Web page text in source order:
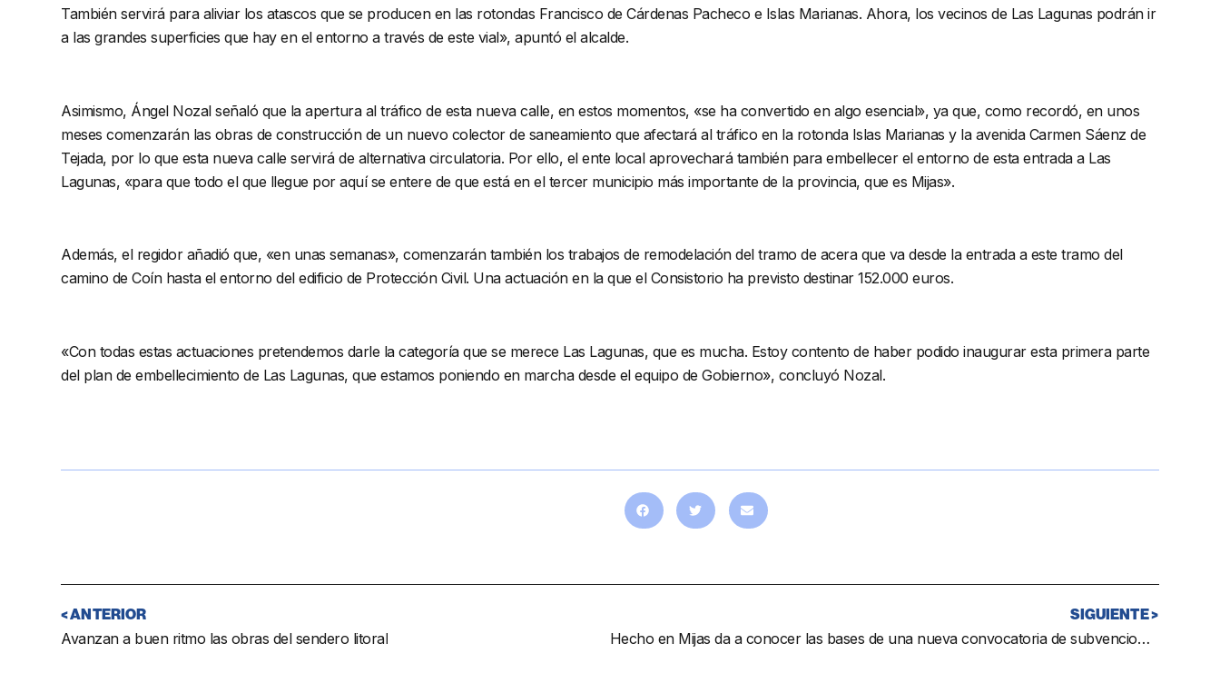
También servirá para aliviar los atascos que se producen en las rotondas Francisco de Cárdenas Pacheco e Islas Marianas. Ahora, los vecinos de Las Lagunas podrán ir
a las grandes superficies que hay en el entorno a través de este vial», apuntó el alcalde.
Asimismo, Ángel Nozal señaló que la apertura al tráfico de esta nueva calle, en estos momentos, «se ha convertido en algo esencial», ya que, como recordó, en unos
meses comenzarán las obras de construcción de un nuevo colector de saneamiento que afectará al tráfico en la rotonda Islas Marianas y la avenida Carmen Sáenz de
Tejada, por lo que esta nueva calle servirá de alternativa circulatoria. Por ello, el ente local aprovechará también para embellecer el entorno de esta entrada a Las
Lagunas, «para que todo el que llegue por aquí se entere de que está en el tercer municipio más importante de la provincia, que es Mijas».
Además, el regidor añadió que, «en unas semanas», comenzarán también los trabajos de remodelación del tramo de acera que va desde la entrada a este tramo del
camino de Coín hasta el entorno del edificio de Protección Civil. Una actuación en la que el Consistorio ha previsto destinar 152.000 euros.
«Con todas estas actuaciones pretendemos darle la categoría que se merece Las Lagunas, que es mucha. Estoy contento de haber podido inaugurar esta primera parte
del plan de embellecimiento de Las Lagunas, que estamos poniendo en marcha desde el equipo de Gobierno», concluyó Nozal.
< ANTERIOR
Avanzan a buen ritmo las obras del sendero litoral
SIGUIENTE >
Hecho en Mijas da a conocer las bases de una nueva convocatoria de subvenciones del Instituto Andaluz de la Juventud para la creación de empresas jóvenes